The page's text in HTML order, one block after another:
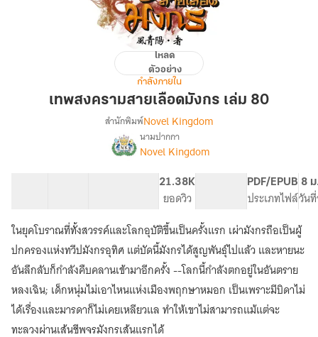
สงคราม
สาย
มังกร
โหลด
ตัวอย่าง
กำลังภายใน
เทพสงครามสายเลือดมังกร เล่ม 80
เรื่อง
เทพ
สงคราม
สาย
เลือด
มังกร
สำนักพิมพ์Novel Kingdom
นามปากกา
Novel Kingdom
21.38K
ยอดวิว
PDF/EPUB
ประเภทไฟล์
8
วัน
ในยุคโบราณที่ทั้งสวรรค์และโลกอุบัติขึ้นเป็นครั้งแรก เผ่ามังกรถือเป็นผู้
ปกครองแห่งทวีปมังกรอุทิศ แต่บัดนี้มังกรได้สูญพันธุ์ไปแล้ว และหายนะ
อันลึกลับก็กำลังคืบคลานเข้ามาอีกครั้ง --โลกนี้กำลังตกอยู่ในอันตราย
หลงเฉิน; เด็กหนุ่มไม่เอาไหนแห่งเมืองพฤกษาหมอก เป็นเพราะมีบิดาไม่
ได้เรื่องและมารดาก็ไม่เคยเหลียวแล ทำให้เขาไม่สามารถแม้แต่จะ
ทะลวงผ่านเส้นชีพจรมังกรเส้นแรกได้